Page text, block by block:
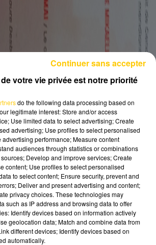
votre vie privée est notre priorité
do the following data processing based on
legitimate interest: Store and/or access
Use limited data to select advertising; Create
advertising; Use profiles to select personalised
performance; Measure content
audiences through statistics or combinations
Develop and improve services; Create
content; Use profiles to select personalised
to select content; Ensure security, prevent and
Deliver and present advertising and content;
privacy choices. These technologies may
such as IP address and browsing data to offer
Identify devices based on information actively
geolocation data; Match and combine data from
different devices; Identify devices based on
automatically.
Continuer sans accepter